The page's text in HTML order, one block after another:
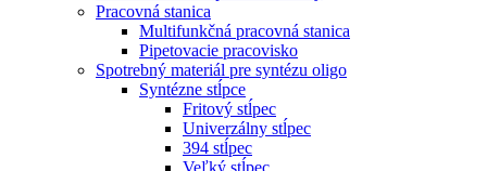
Pracovná stanica
Multifunkčná pracovná stanica
Pipetovacie pracovisko
Spotrebný materiál pre syntézu oligo
Syntézne stĺpce
Fritový stĺpec
Univerzálny stĺpec
394 stĺpec
Veľký stĺpec